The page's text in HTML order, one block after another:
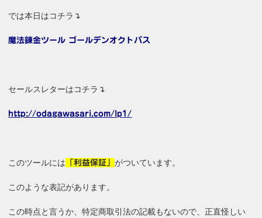
では本日はコチラ↴
魔法錬金ツール ゴールデンオクトパス
セールスレターはコチラ↴
http://odagawasari.com/lp1/
このツールには 「利益保証」がついています。
このような表記があります。
この時点と言うか、特定商取引法の記載もないので、正直怪しい